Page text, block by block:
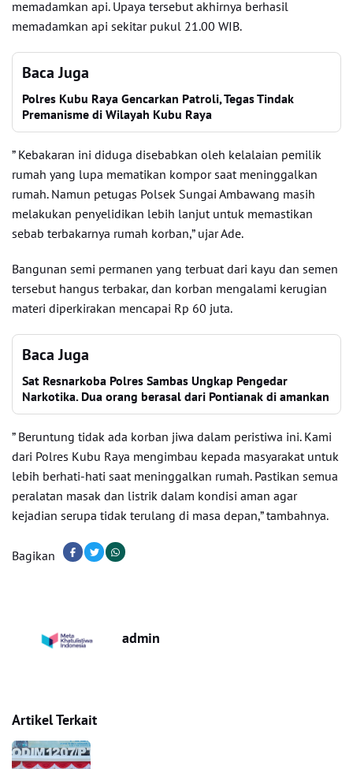
memadamkan api. Upaya tersebut akhirnya berhasil
memadamkan api sekitar pukul 21.00 WIB.
Baca Juga
Polres Kubu Raya Gencarkan Patroli, Tegas Tindak
Premanisme di Wilayah Kubu Raya
” Kebakaran ini diduga disebabkan oleh kelalaian pemilik
rumah yang lupa mematikan kompor saat meninggalkan
rumah. Namun petugas Polsek Sungai Ambawang masih
melakukan penyelidikan lebih lanjut untuk memastikan
sebab terbakarnya rumah korban,” ujar Ade.
Bangunan semi permanen yang terbuat dari kayu dan semen
tersebut hangus terbakar, dan korban mengalami kerugian
materi diperkirakan mencapai Rp 60 juta.
Baca Juga
Sat Resnarkoba Polres Sambas Ungkap Pengedar
Narkotika. Dua orang berasal dari Pontianak di amankan
” Beruntung tidak ada korban jiwa dalam peristiwa ini. Kami
dari Polres Kubu Raya mengimbau kepada masyarakat untuk
lebih berhati-hati saat meninggalkan rumah. Pastikan semua
peralatan masak dan listrik dalam kondisi aman agar
kejadian serupa tidak terulang di masa depan,” tambahnya.
Bagikan
admin
Artikel Terkait